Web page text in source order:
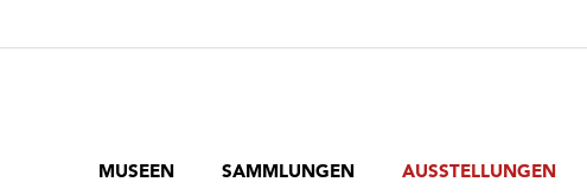
MUSEEN SAMMLUNGEN AUSSTELLUNGEN